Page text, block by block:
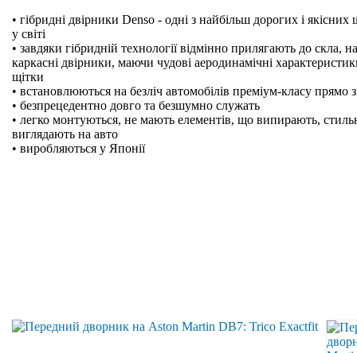
• гібридні двірники Denso - одні з найбільш дорогих і
у світі
• завдяки гібридній технології відмінно прилягають до скла,
каркасні двірники, маючи чудові аеродинамічні
щітки
• встановлюються на безліч автомобілів преміум-класу прямо
• безпрецедентно довго та безшумно служать
• легко монтуються, не мають елементів, що випирають,
виглядають на авто
• виробляються у Японії